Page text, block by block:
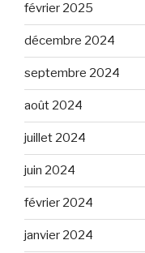
février 2025
décembre 2024
septembre 2024
août 2024
juillet 2024
juin 2024
février 2024
janvier 2024